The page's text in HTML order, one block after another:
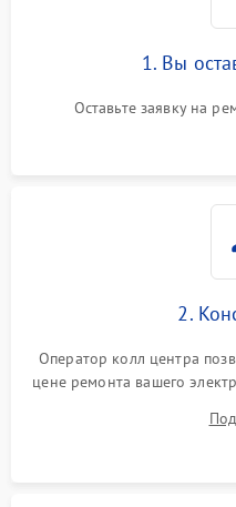
1. Вы
Оставьте заявку на
2.
Оператор колл центра
цене ремонта вашего